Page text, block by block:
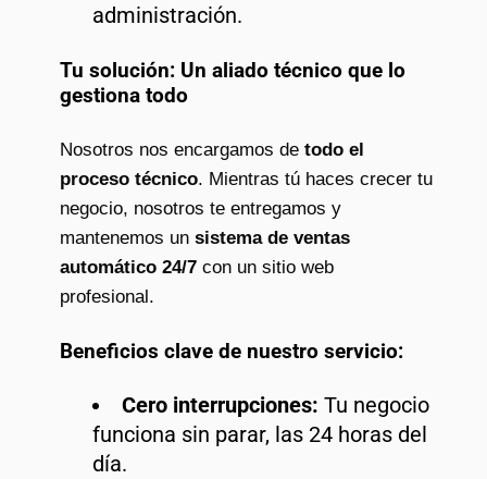
administración.
Tu solución: Un aliado técnico que lo
gestiona todo
Nosotros nos encargamos de todo el
proceso técnico. Mientras tú haces crecer tu
negocio, nosotros te entregamos y
mantenemos un sistema de ventas
automático 24/7 con un sitio web
profesional.
Beneficios clave de nuestro servicio:
Cero interrupciones: Tu negocio
funciona sin parar, las 24 horas del
día.